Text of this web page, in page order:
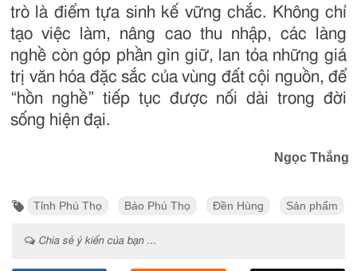
trò là điểm tựa sinh kế vững chắc. Không chỉ
tạo việc làm, nâng cao thu nhập, các làng
nghề còn góp phần gìn giữ, lan tỏa những giá
trị văn hóa đặc sắc của vùng đất cội nguồn, để
“hồn nghề” tiếp tục được nối dài trong đời
sống hiện đại.
Ngọc Thắng
Tỉnh Phú Thọ Báo Phú Thọ Đền Hùng Sản phẩm
Chia sẻ ý kiến của bạn ...